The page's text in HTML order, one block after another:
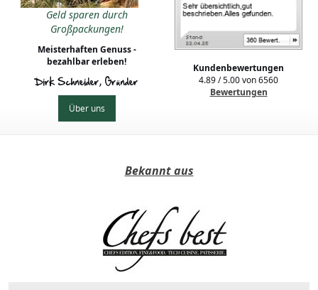
Geld sparen durch
Großpackungen!
Meisterhaften Genuss -
bezahlbar erleben!
Dirk Schneider, Gründer
Über uns
Kundenbewertungen
4.89/5.00von6560
Bewertungen
Bekannt aus